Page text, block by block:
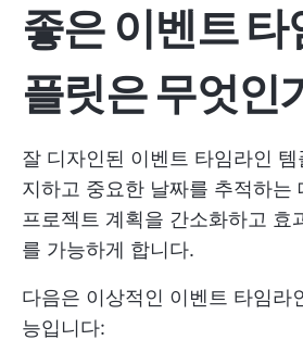
좋은 이벤트 타
플릿은 무엇인
잘 디자인된 이벤트 타임라인
지하고 중요한 날짜를 추적하는
프로젝트 계획을 간소화하고 효
를 가능하게 합니다.
다음은 이상적인 이벤트 타임라
능입니다: